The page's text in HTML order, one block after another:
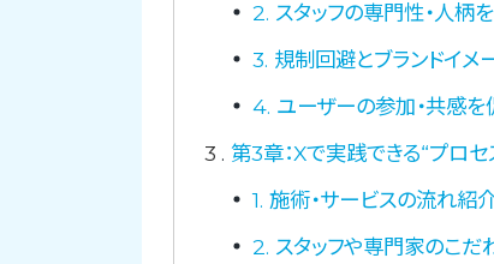
2. スタッフの専門性・人柄
3. 規制回避とブランドイメ
4. ユーザーの参加・共感を
3
第3章：Xで実践できる“プロ
1. 施術・サービスの流れ紹
2. スタッフや専門家のこだ